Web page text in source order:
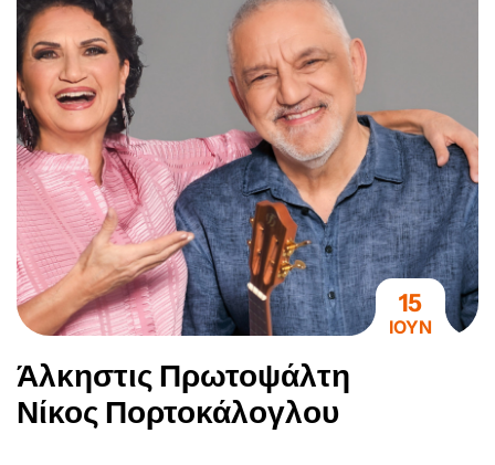
15
ΙΟΥΝ
Άλκηστις Πρωτοψάλτη
Νίκος Πορτοκάλογλου